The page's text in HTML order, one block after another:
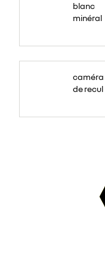
blanc
minéral
caméra
de recul